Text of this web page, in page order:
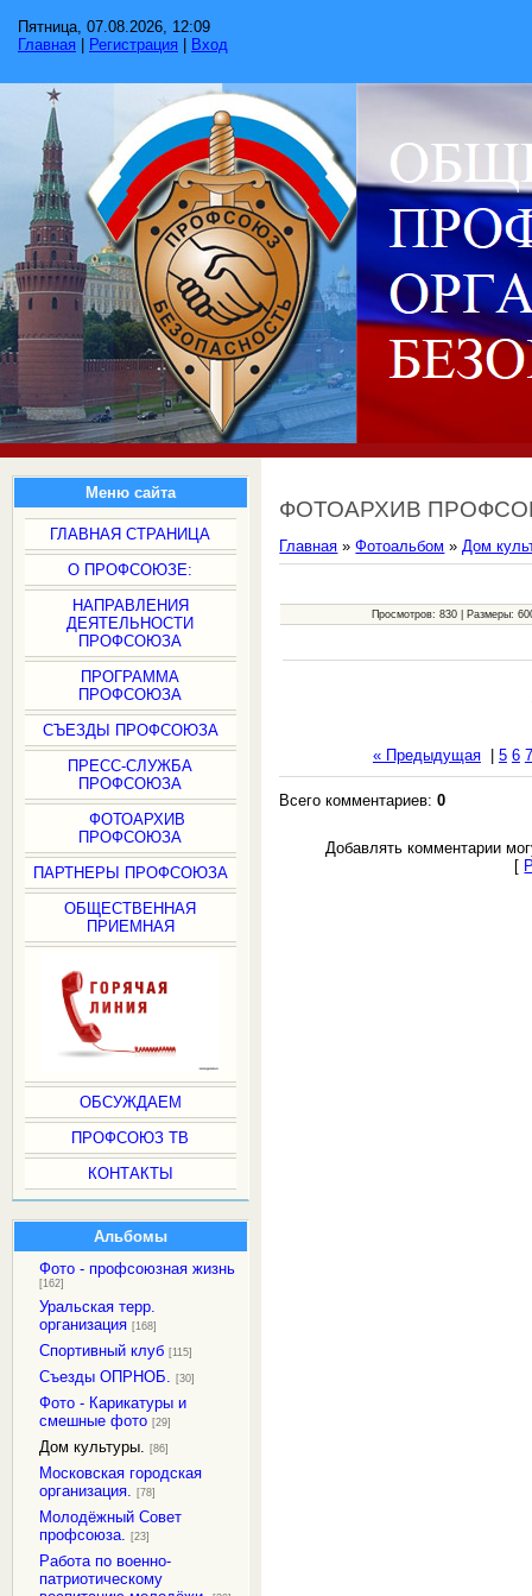
Пятница, 07.08.2026, 12:09
Главная
Регистрация Вход
Меню сайта
ГЛАВНАЯ СТРАНИЦА
О ПРОФСОЮЗЕ:
НАПРАВЛЕНИЯ
ДЕЯТЕЛЬНОСТИ
ПРОФСОЮЗА
ПРОГРАММА
ПРОФСОЮЗА
СЪЕЗДЫ ПРОФСОЮЗА
ПРЕСС-СЛУЖБА
ПРОФСОЮЗА
ФОТОАРХИВ
ПРОФСОЮЗА
ПАРТНЕРЫ ПРОФСОЮЗА
ОБЩЕСТВЕННАЯ
ПРИЕМНАЯ
ОБСУЖДАЕМ
ПРОФСОЮЗ ТВ
КОНТАКТЫ
Альбомы
Фото - профсоюзная жизнь
[162]
Уральская терр.
организация [168]
Спортивный клуб [115]
Съезды ОПРНОБ. [30]
Фото - Карикатуры и
смешные фото [29]
Дом культуры. [86]
Московская городская
организация. [78]
Молодёжный Совет
профсоюза. [23]
Работа по военно-
патриотическому
ФОТОАРХИВ
Главная »Фотоальбом »Дом
Просмотров: 830 | Размеры:
« Предыдущая| 5 6 7
Всего комментариев:0
Добавлять комментарии
[